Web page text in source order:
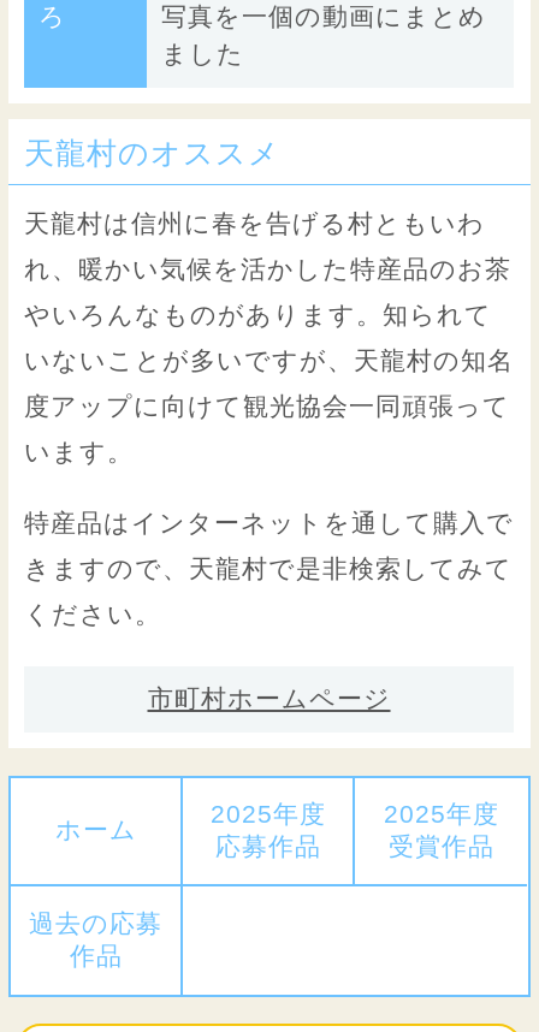
ろ
写真を一個の動画にまとめ
ました
天龍村のオススメ
天龍村は信州に春を告げる村ともいわ
れ、暖かい気候を活かした特産品のお茶
やいろんなものがあります。知られて
いないことが多いですが、天龍村の知名
度アップに向けて観光協会一同頑張って
います。
特産品はインターネットを通して購入で
きますので、天龍村で是非検索してみて
ください。
市町村ホームページ
ホーム
2025年度
応募作品
2025年度
受賞作品
過去の応募
作品